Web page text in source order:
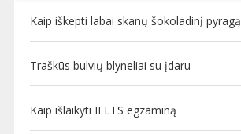
Kaip iškepti labai skanų šokoladinį pyragą
Traškūs bulvių blyneliai su įdaru
Kaip išlaikyti IELTS egzaminą